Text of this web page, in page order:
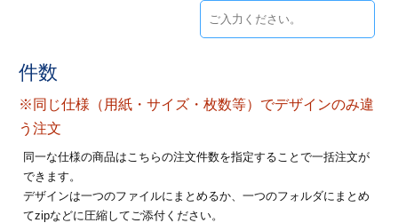
イズ
ー印刷
ード印刷
刷
印刷
印刷
形マル型
印刷
12
21
22
28
29 30
・・休業日
件数
※同じ仕様（用紙・サイズ・枚数等）でデザインのみ違
う注文
同一な仕様の商品はこちらの注文件数を指定することで一括注文が
できます。
デザインは一つのファイルにまとめるか、一つのフォルダにまとめ
てzipなどに圧縮してご添付ください。